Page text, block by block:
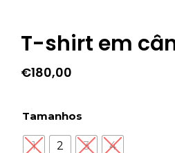
T-shirt em
€180,00
Tamanhos
1 2 3 4